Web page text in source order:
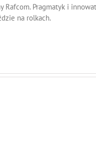
Rafcom. Pragmatyk i
na rolkach.